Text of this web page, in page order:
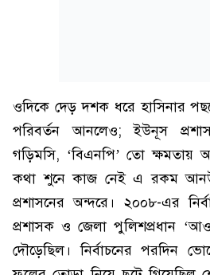
ওদিকে দেড় দশক ধরে হাসিনার
পরিবর্তন আনলেও; ইউনূস
গড়িমসি, ‘বিএনপি’ তো ক্ষমতায়
কথা শুনে কাজ নেই এ রকম
প্রশাসনের অন্দরে। ২০০৮-এর
প্রশাসক ও জেলা পুলিশপ্রধান
দৌড়েছিল। নির্বাচনের পরদিন